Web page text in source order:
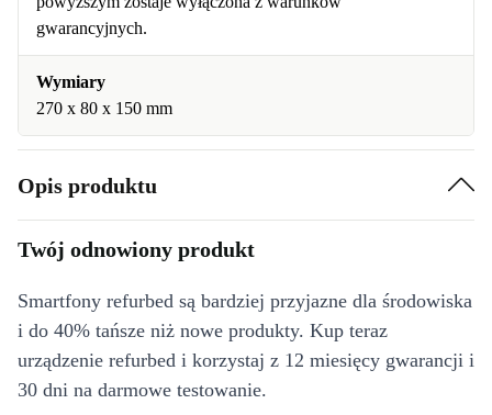
gwarancyjnych.
Wymiary
270 x 80 x 150 mm
Opis produktu
Twój odnowiony produkt
Smartfony refurbed są bardziej przyjazne dla środowiska
i do 40% tańsze niż nowe produkty. Kup teraz
urządzenie refurbed i korzystaj z 12 miesięcy gwarancji i
30 dni na darmowe testowanie.